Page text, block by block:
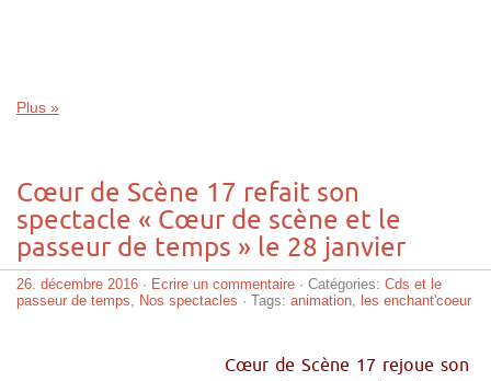
Plus »
Cœur de Scène 17 refait son
spectacle « Cœur de scène et le
passeur de temps » le 28 janvier
26. décembre 2016 · Ecrire un commentaire · Catégories: Cds et le
passeur de temps
Nos spectacles · Tags: animation les enchant'coeur
Cœur de Scène 17 rejoue son